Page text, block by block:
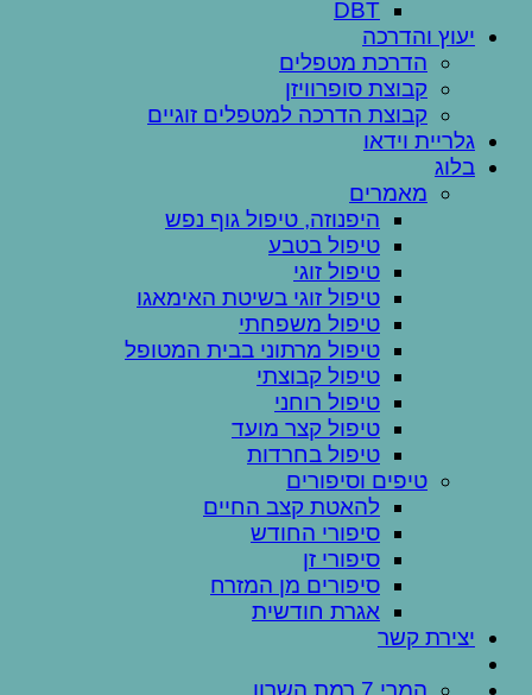
DBT
יעוץ והדרכה
הדרכת מטפלים
קבוצת סופרוויזן
קבוצת הדרכה למטפלים זוגיים
גלריית וידאו
בלוג
מאמרים
היפנוזה, טיפול גוף נפש
טיפול בטבע
טיפול זוגי
טיפול זוגי בשיטת האימאגו
טיפול משפחתי
טיפול מרתוני בבית המטופל
טיפול קבוצתי
טיפול רוחני
טיפול קצר מועד
טיפול בחרדות
טיפים וסיפורים
להאטת קצב החיים
סיפורי החודש
סיפורי זן
סיפורים מן המזרח
אגרת חודשית
יצירת קשר